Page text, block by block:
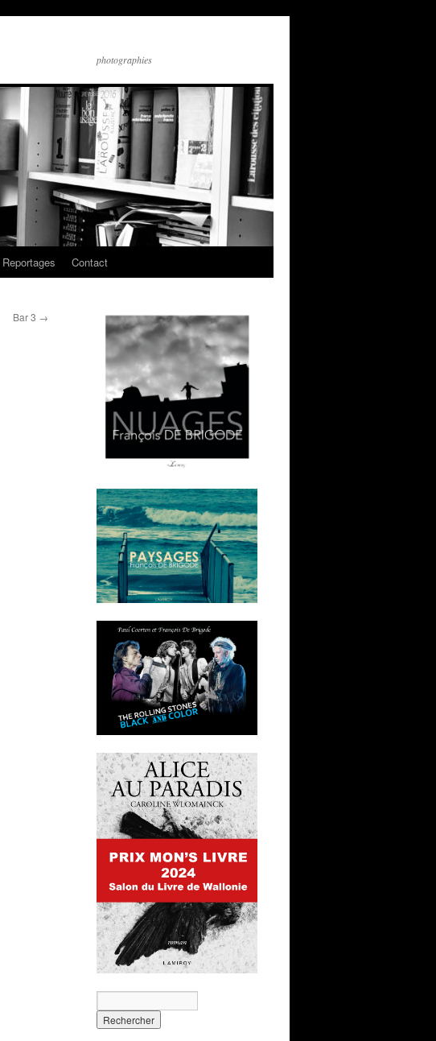
photographies
Reportages Contact
Bar 3 →